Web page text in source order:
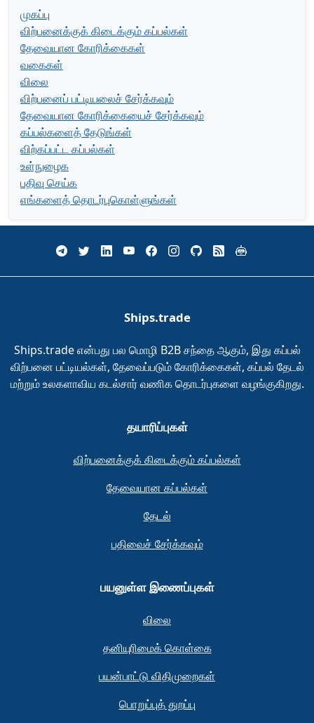
முகப்பு
விற்பனைக்குக் கிடைக்கும் கப்பல்கள்
தேவையான கோரிக்கைகள்
வகைகள்
விலை
விற்பனைப் பட்டியலைச் சேர்க்கவும்
தேவையான கோரிக்கையைச் சேர்க்கவும்
கப்பல்களைத் தேடுங்கள்
விற்கப்பட்ட கப்பல்கள்
உள்நுழைக
பதிவு செய்க
எங்களைத் தொடர்புகொள்ளுங்கள்
Ships.trade
Ships.trade என்பது பல மொழி B2B சந்தை ஆகும், இது கப்பல்
விற்பனை பட்டியல்கள், தேவைப்படும் கோரிக்கைகள், கப்பல் தேடல்
மற்றும் உலகளாவிய கடல்சார் வணிக தொடர்புகளை வழங்குகிறது.
தயாரிப்புகள்
விற்பனைக்குக் கிடைக்கும் கப்பல்கள்
தேவையான கப்பல்கள்
தேடல்
பதிவைச் சேர்க்கவும்
பயனுள்ள இணைப்புகள்
விலை
தனியுரிமைக் கொள்கை
பயன்பாட்டு விதிமுறைகள்
பொறுப்புத் துறப்பு